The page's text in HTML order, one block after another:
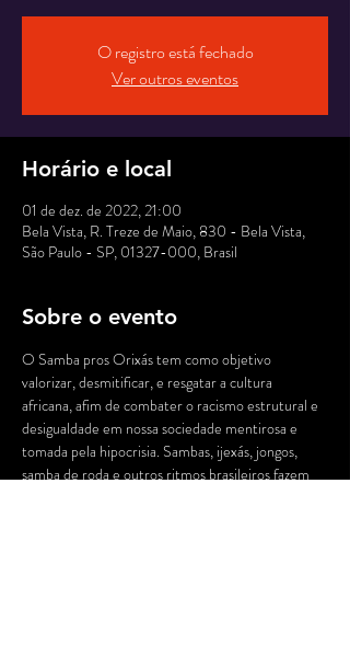
O registro está fechado
Ver outros eventos
Horário e local
01 de dez. de 2022, 21:00
Bela Vista, R. Treze de Maio, 830 - Bela Vista,
São Paulo - SP, 01327-000, Brasil
Sobre o evento
O Samba pros Orixás tem como objetivo
valorizar, desmitificar, e resgatar a cultura
africana, afim de combater o racismo estrutural e
desigualdade em nossa sociedade mentirosa e
tomada pela hipocrisia. Sambas, ijexás, jongos,
samba de roda e outros ritmos brasileiros fazem